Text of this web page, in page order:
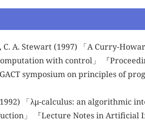
C. A. Stewart (1997) 「A Curry-
with control」 『
symposium on principles of
「λμ-calculus: an algorithmic
」 『Lecture Notes in Artificial